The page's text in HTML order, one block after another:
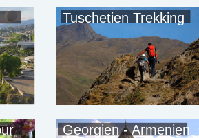
Tuschetien Trekking
Georgien - Armenien